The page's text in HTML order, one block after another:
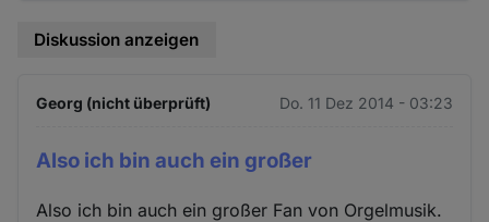
Diskussion anzeigen
Georg (nicht überprüft) Do. 11 Dez 2014 - 03:23
Also ich bin auch ein großer
Also ich bin auch ein großer Fan von Orgelmusik.